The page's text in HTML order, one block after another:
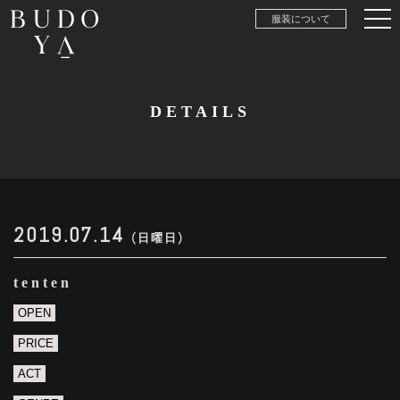
服装について
DETAILS
2019.07.14 (日曜日)
tenten
OPEN
PRICE
ACT